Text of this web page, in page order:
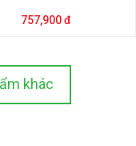
757,900 đ
khác